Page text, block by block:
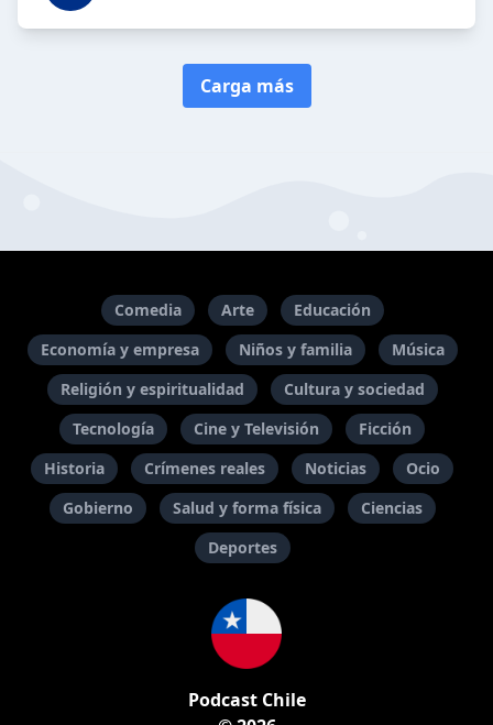
Carga más
Comedia Arte
Educación
Economía y empresa
Niños y familia
Música
Religión y espiritualidad
Cultura y sociedad
Tecnología
Cine y Televisión
Ficción
Historia
Crímenes reales Noticias
Ocio
Gobierno
Salud y forma física
Ciencias
Deportes
Podcast Chile